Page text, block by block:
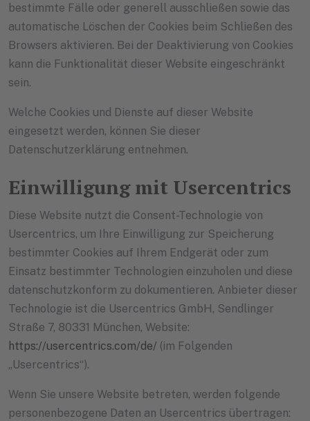
bestimmte Fälle oder generell ausschließen sowie das
automatische Löschen der Cookies beim Schließen des
Browsers aktivieren. Bei der Deaktivierung von Cookies
kann die Funktionalität dieser Website eingeschränkt
sein.
Welche Cookies und Dienste auf dieser Website
eingesetzt werden, können Sie dieser
Datenschutzerklärung entnehmen.
Einwilligung mit Usercentrics
Diese Website nutzt die Consent-Technologie von
Usercentrics, um Ihre Einwilligung zur Speicherung
bestimmter Cookies auf Ihrem Endgerät oder zum
Einsatz bestimmter Technologien einzuholen und diese
datenschutzkonform zu dokumentieren. Anbieter dieser
Technologie ist die Usercentrics GmbH, Sendlinger
Straße 7, 80331 München, Website:
https://usercentrics.com/de/ (im Folgenden
„Usercentrics“).
Wenn Sie unsere Website betreten, werden folgende
personenbezogene Daten an Usercentrics übertragen: